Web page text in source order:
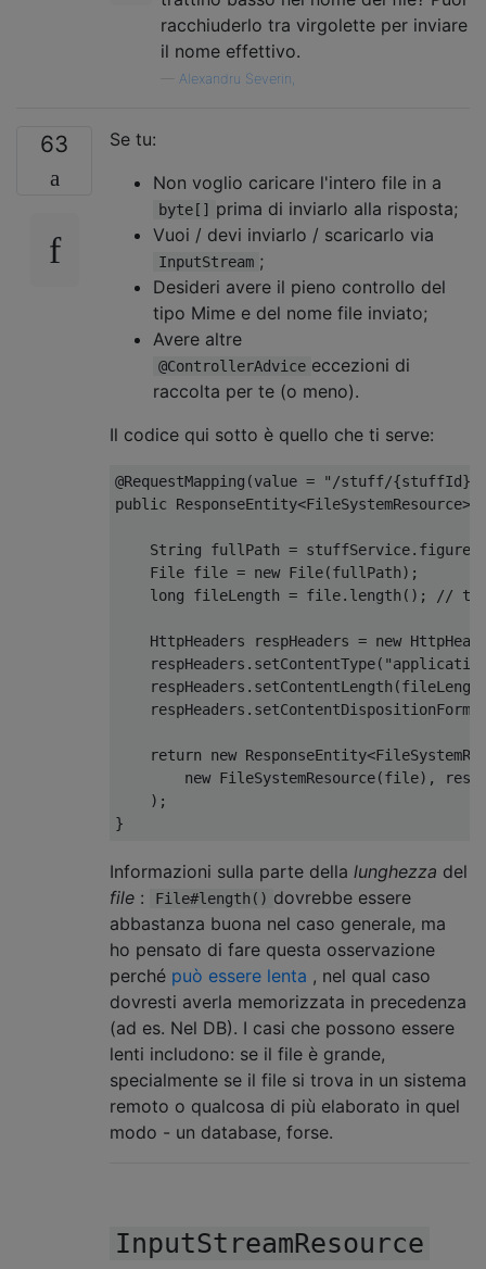
racchiuderlo tra virgolette per inviare
il nome effettivo.
Alexandru Severin,
63
Se tu:
Non voglio caricare l'intero file in a
byte[] prima di inviarlo alla risposta;
Vuoi / devi inviarlo / scaricarlo via
InputStream ;
Desideri avere il pieno controllo del
tipo Mime e del nome file inviato;
Avere altre
@ControllerAdvice eccezioni di
raccolta per te (o meno).
Il codice qui sotto è quello che ti serve:
@RequestMapping (value = "/stuff/{stuffId}"
public
ResponseEntity<FileSystemResource>
String fullPath = stuffService.
File file = new File(fullPath);
long fileLength = file. length (); //
HttpHeaders respHeaders = new
    respHeaders
. setContentType(
    respHeaders
. setContentLength (
    respHeaders
.
return new ResponseEntity<
new FileSystemResource(file),
);
}
Informazioni sulla parte della lunghezza del
file : File#length() dovrebbe essere
abbastanza buona nel caso generale, ma
ho pensato di fare questa osservazione
perché può essere lenta , nel qual caso
dovresti averla memorizzata in precedenza
(ad es. Nel DB). I casi che possono essere
lenti includono: se il file è grande,
specialmente se il file si trova in un sistema
remoto o qualcosa di più elaborato in quel
modo - un database, forse.
InputStreamResource